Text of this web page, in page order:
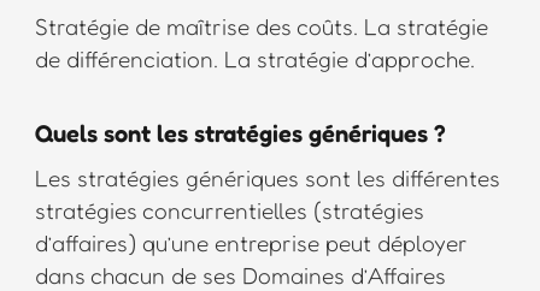
Stratégie de maîtrise des coûts. La stratégie
de différenciation. La stratégie d’approche.
Quels sont les stratégies génériques ?
Les stratégies génériques sont les différentes
stratégies concurrentielles (stratégies
d’affaires) qu’une entreprise peut déployer
dans chacun de ses Domaines d’Affaires